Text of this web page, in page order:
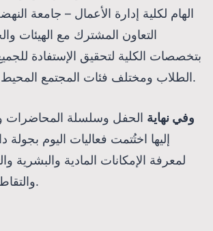
الهام لكلية إدارة الأعمال – جامعة
التعاون المشترك مع الهيئات
بتخصصات الكلية لتحقيق الإستفادة
الطلاب ومختلف فئات المجتمع المحيط بالكلية والجامعة.
وفي نهاية الحفل وسلسلة المحاضرات
إليها اختُتمت فعاليات اليوم بجولة
لمعرفة الإمكانات المادية والبشرية
والتقاط الصور الجماعية.